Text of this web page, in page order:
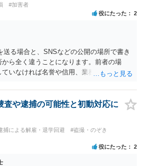
れます。 そもそも意見が分かれるような
不適切であるからです。 ただ、相談者が
逮捕されてもすぐに（自ら）接見して、
ておいても良いかと思われます。
#加害者
役にたった 2
る場合と、SNSなどの公開の場所で書き
ら全く違うことになります。前者の場
いなければ名誉や信用、業務にかかる犯
査や逮捕の可能性と初動対応に
捕による解雇・退学回避
#盗撮・のぞき
役にたった 2